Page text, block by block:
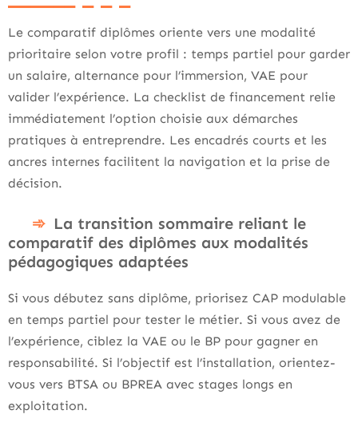
Le comparatif diplômes oriente vers une modalité
prioritaire selon votre profil : temps partiel pour garder
un salaire, alternance pour l’immersion, VAE pour
valider l’expérience. La checklist de financement relie
immédiatement l’option choisie aux démarches
pratiques à entreprendre. Les encadrés courts et les
ancres internes facilitent la navigation et la prise de
décision.
La transition sommaire reliant le
comparatif des diplômes aux modalités
pédagogiques adaptées
Si vous débutez sans diplôme, priorisez CAP modulable
en temps partiel pour tester le métier. Si vous avez de
l’expérience, ciblez la VAE ou le BP pour gagner en
responsabilité. Si l’objectif est l’installation, orientez-
vous vers BTSA ou BPREA avec stages longs en
exploitation.